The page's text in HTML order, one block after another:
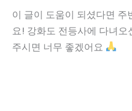
이 글이 도움이 되셨다면
요! 강화도 전등사에 다녀
주시면 너무 좋겠어요